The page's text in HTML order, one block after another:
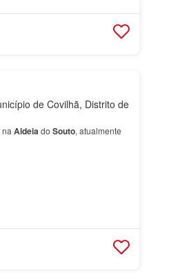
de Covilhã, Distrito de
Aldeiado Souto, atualmente